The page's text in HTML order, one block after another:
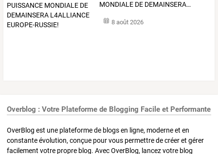
MONDIALE DE DEMAINSERA…
8 août 2026
Overblog : Votre Plateforme de Blogging Facile et Performante
OverBlog est une plateforme de blogs en ligne, moderne et en
constante évolution, conçue pour vous permettre de créer et gérer
facilement votre propre blog. Avec OverBlog, lancez votre blog